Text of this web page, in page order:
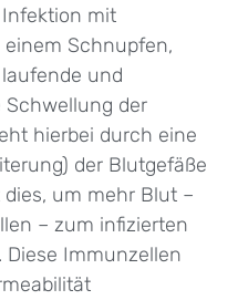
mit
Schnupfen,
und
Schwellung der
hierbei durch eine
der Blutgefäße
dies, um mehr Blut –
– zum infizierten
Diese Immunzellen